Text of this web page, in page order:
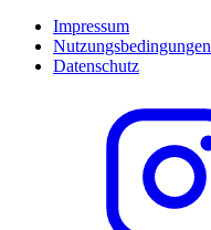
Impressum
Nutzungsbedingungen
Datenschutz